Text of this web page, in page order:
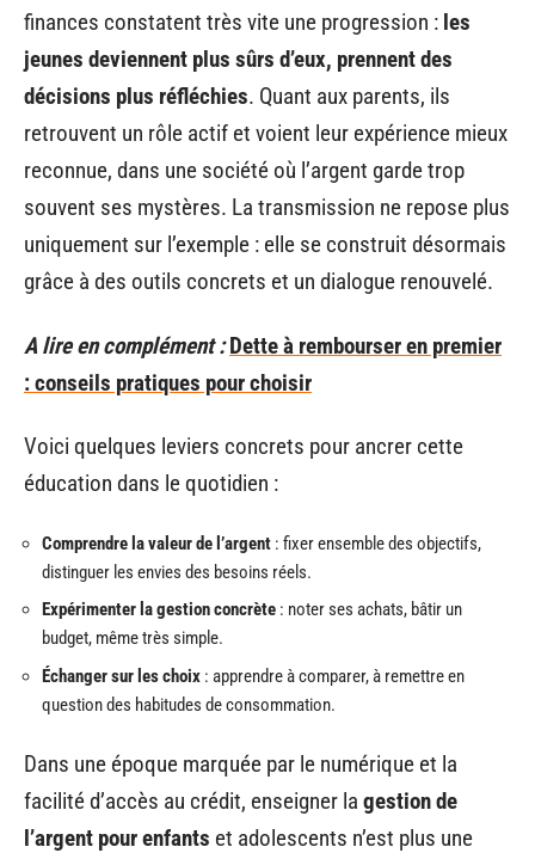
finances constatent très vite une progression : les
jeunes deviennent plus sûrs d’eux, prennent des
décisions plus réfléchies. Quant aux parents, ils
retrouvent un rôle actif et voient leur expérience mieux
reconnue, dans une société où l’argent garde trop
souvent ses mystères. La transmission ne repose plus
uniquement sur l’exemple : elle se construit désormais
grâce à des outils concrets et un dialogue renouvelé.
A lire en complément : Dette à rembourser en premier
: conseils pratiques pour choisir
Voici quelques leviers concrets pour ancrer cette
éducation dans le quotidien :
Comprendre la valeur de l’argent : fixer ensemble des objectifs,
distinguer les envies des besoins réels.
Expérimenter la gestion concrète : noter ses achats, bâtir un
budget, même très simple.
Échanger sur les choix : apprendre à comparer, à remettre en
question des habitudes de consommation.
Dans une époque marquée par le numérique et la
facilité d’accès au crédit, enseigner la gestion de
l’argent pour enfants et adolescents n’est plus une